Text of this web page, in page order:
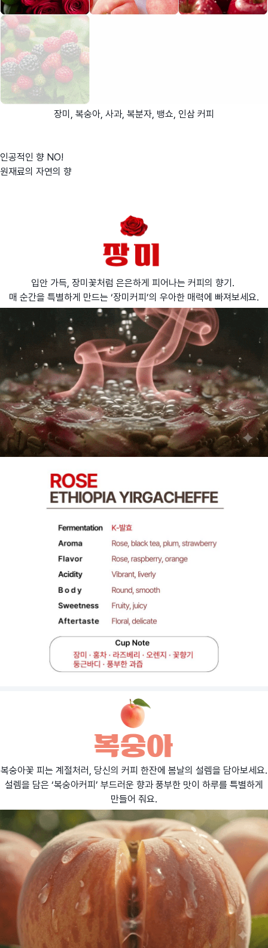
장미, 복숭아, 사과, 복분자, 뱅쇼, 인삼 커피
인공적인 향 NO!
원재료의 자연의 향
입안 가득, 장미꽃처럼 은은하게 피어나는 커피의 향기.
매 순간을 특별하게 만드는 ‘장미커피’의 우아한 매력에 빠져보세요.
복숭아꽃 피는 계절처러, 당신의 커피 한잔에 봄날의 설렘을 담아보세요.
설렘을 담은 ‘복숭아커피’ 부드러운 향과 풍부한 맛이 하루를 특별하게
만들어 줘요.